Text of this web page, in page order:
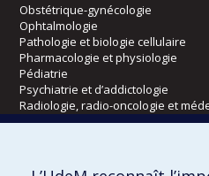
Obstétrique-gynécologie
Ophtalmologie
Pathologie et biologie cellulaire
Pharmacologie et physiologie
Pédiatrie
Psychiatrie et d’addictologie
Radiologie, radio-oncologie et